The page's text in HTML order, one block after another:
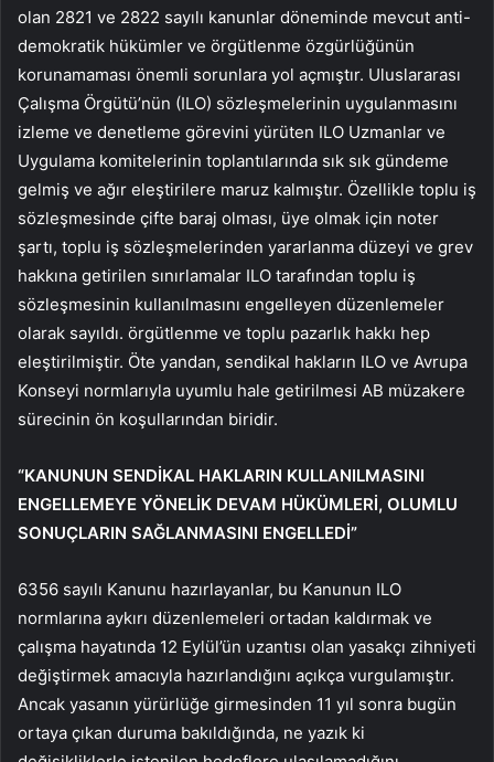
olan 2821 ve 2822 sayılı kanunlar döneminde mevcut anti-
demokratik hükümler ve örgütlenme özgürlüğünün
korunamaması önemli sorunlara yol açmıştır. Uluslararası
Çalışma Örgütü’nün (ILO) sözleşmelerinin uygulanmasını
izleme ve denetleme görevini yürüten ILO Uzmanlar ve
Uygulama komitelerinin toplantılarında sık sık gündeme
gelmiş ve ağır eleştirilere maruz kalmıştır. Özellikle toplu iş
sözleşmesinde çifte baraj olması, üye olmak için noter
şartı, toplu iş sözleşmelerinden yararlanma düzeyi ve grev
hakkına getirilen sınırlamalar ILO tarafından toplu iş
sözleşmesinin kullanılmasını engelleyen düzenlemeler
olarak sayıldı. örgütlenme ve toplu pazarlık hakkı hep
eleştirilmiştir. Öte yandan, sendikal hakların ILO ve Avrupa
Konseyi normlarıyla uyumlu hale getirilmesi AB müzakere
sürecinin ön koşullarından biridir.
“KANUNUN SENDİKAL HAKLARIN KULLANILMASINI
ENGELLEMEYE YÖNELİK DEVAM HÜKÜMLERİ, OLUMLU
SONUÇLARIN SAĞLANMASINI ENGELLEDİ”
6356 sayılı Kanunu hazırlayanlar, bu Kanunun ILO
normlarına aykırı düzenlemeleri ortadan kaldırmak ve
çalışma hayatında 12 Eylül’ün uzantısı olan yasakçı zihniyeti
değiştirmek amacıyla hazırlandığını açıkça vurgulamıştır.
Ancak yasanın yürürlüğe girmesinden 11 yıl sonra bugün
ortaya çıkan duruma bakıldığında, ne yazık ki